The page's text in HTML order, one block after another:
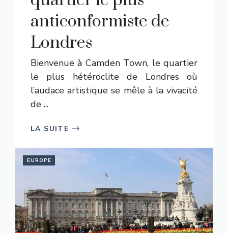
anticonformiste de
Londres
Bienvenue à Camden Town, le quartier
le plus hétéroclite de Londres où
l’audace artistique se mêle à la vivacité
de ...
LA SUITE
EUROPE